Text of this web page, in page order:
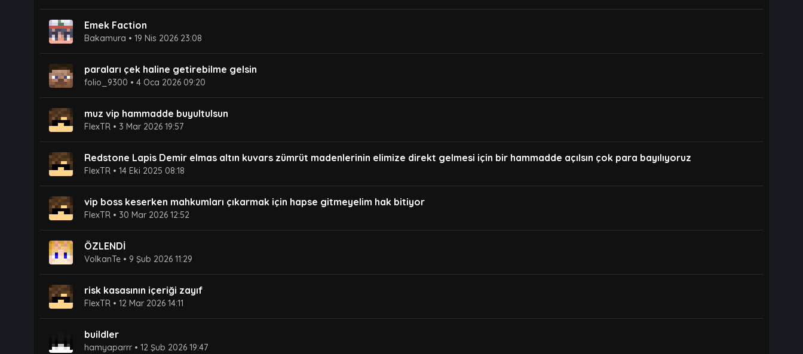
Emek Faction
Bakamura • 19 Nis 2026 23:08
paraları çek haline getirebilme gelsin
folio_9300 • 4 Oca 2026 09:20
muz vip hammadde buyultulsun
FlexTR • 3 Mar 2026 19:57
Redstone Lapis Demir elmas altın kuvars zümrüt madenlerinin elimize direkt gelmesi için bir hammadde açılsın çok para bayılıyoruz
FlexTR • 14 Eki 2025 08:18
vip boss keserken mahkumları çıkarmak için hapse gitmeyelim hak bitiyor
FlexTR • 30 Mar 2026 12:52
ÖZLENDİ
VolkanTe • 9 Şub 2026 11:29
risk kasasının içeriği zayıf
FlexTR • 12 Mar 2026 14:11
buildler
hamyaparrr • 12 Şub 2026 19:47